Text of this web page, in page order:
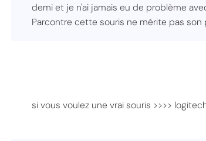
demi et je n'ai jamais eu de problème
Parcontre cette souris ne mérite pas son
si vous voulez une vrai souris >>>>